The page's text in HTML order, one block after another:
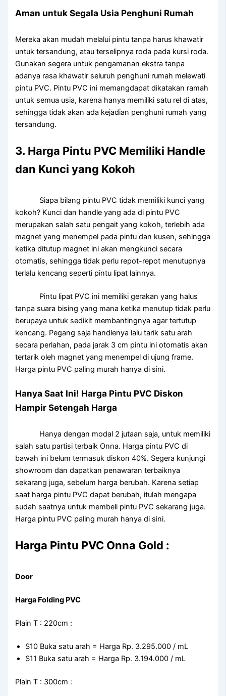
Aman untuk Segala Usia Penghuni Rumah
Mereka akan mudah melalui pintu tanpa harus khawatir
untuk tersandung, atau terselipnya roda pada kursi roda.
Gunakan segera untuk pengamanan ekstra tanpa
adanya rasa khawatir seluruh penghuni rumah melewati
pintu PVC. Pintu PVC ini memangdapat dikatakan ramah
untuk semua usia, karena hanya memiliki satu rel di atas,
sehingga tidak akan ada kejadian penghuni rumah yang
tersandung.
3. Harga Pintu PVC Memiliki Handle
dan Kunci yang Kokoh
Siapa bilang pintu PVC tidak memiliki kunci yang
kokoh? Kunci dan handle yang ada di pintu PVC
merupakan salah satu pengait yang kokoh, terlebih ada
magnet yang menempel pada pintu dan kusen, sehingga
ketika ditutup magnet ini akan mengkunci secara
otomatis, sehingga tidak perlu repot-repot menutupnya
terlalu kencang seperti pintu lipat lainnya.
Pintu lipat PVC ini memiliki gerakan yang halus
tanpa suara bising yang mana ketika menutup tidak perlu
berupaya untuk sedikit membantingnya agar tertutup
kencang. Pegang saja handlenya lalu tarik satu arah
secara perlahan, pada jarak 3 cm pintu ini otomatis akan
tertarik oleh magnet yang menempel di ujung frame.
Harga pintu PVC paling murah hanya di sini.
Hanya Saat Ini! Harga Pintu PVC Diskon
Hampir Setengah Harga
Hanya dengan modal 2 jutaan saja, untuk memiliki
salah satu partisi terbaik Onna. Harga pintu PVC di
bawah ini belum termasuk diskon 40%. Segera kunjungi
showroom dan dapatkan penawaran terbaiknya
sekarang juga, sebelum harga berubah. Karena setiap
saat harga pintu PVC dapat berubah, itulah mengapa
sudah saatnya untuk membeli pintu PVC sekarang juga.
Harga pintu PVC paling murah hanya di sini.
Harga Pintu PVC Onna Gold :
Door
Harga Folding PVC
Plain T : 220cm :
S10 Buka satu arah = Harga Rp. 3.295.000 / mL
S11 Buka satu arah = Harga Rp. 3.194.000 / mL
Plain T : 300cm :